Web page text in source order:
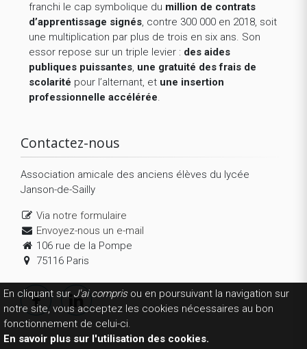
En cliquant sur J'ai comprisou en poursuivant la navigation sur
notre site, vous acceptez les cookies nécessaires au bon
fonctionnement de celui-ci.
En savoir plus sur l'utilisation des cookies.
franchi le cap symbolique du million de contrats
d’apprentissage signés, contre 300 000 en 2018, soit
une multiplication par plus de trois en six ans. Son
essor repose sur un triple levier : des aides
publiques puissantes, une gratuité des frais de
scolarité pour l’alternant, et une insertion
professionnelle accélérée.
Contactez-nous
Association amicale des anciens élèves du lycée
Janson-de-Sailly
Via notre formulaire
Envoyez-nous un e-mail
106 rue de la Pompe
75116 Paris